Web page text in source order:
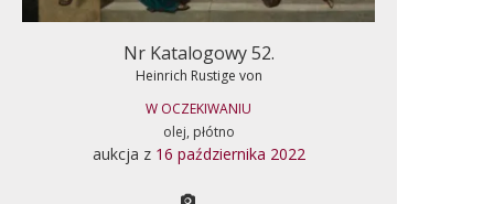
Nr Katalogowy 52.
Heinrich Rustige von
W OCZEKIWANIU
olej, płótno
aukcja z 16 października 2022